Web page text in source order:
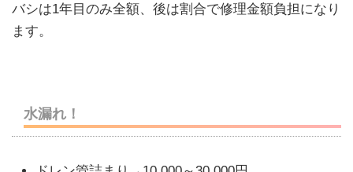
バシは1年目のみ全額、後は割合で修理金額負担になり
ます。
水漏れ！